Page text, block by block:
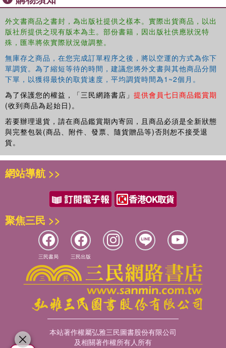
外文書商品之書封，為出版社提供之樣本。實際出貨商品，以出
版社所提供之現有版本為主。部份書籍，因出版社供應狀況特
殊，匯率將依實際狀況做調整。
無庫存之商品，在您完成訂單程序之後，將以空運的方式為你下
單調貨。為了縮短等待的時間，建議您將外文書與其他商品分開
下單，以獲得最快的取貨速度，平均調貨時間為1~2個月。
為了保護您的權益，「三民網路書店」 提供會員七日商品鑑賞期
(收到商品為起始日)。
若要辦理退貨，請在商品鑑賞期內寄回，且商品必須是全新狀態
與完整包裝(商品、附件、發票、隨貨贈品等)否則恕不接受退
貨。
網站導航 >>
聚焦三民 >>
三民書局 三民出版
本站著作權屬弘雅三民圖書股份有限公司
及相關著作權所有人所有